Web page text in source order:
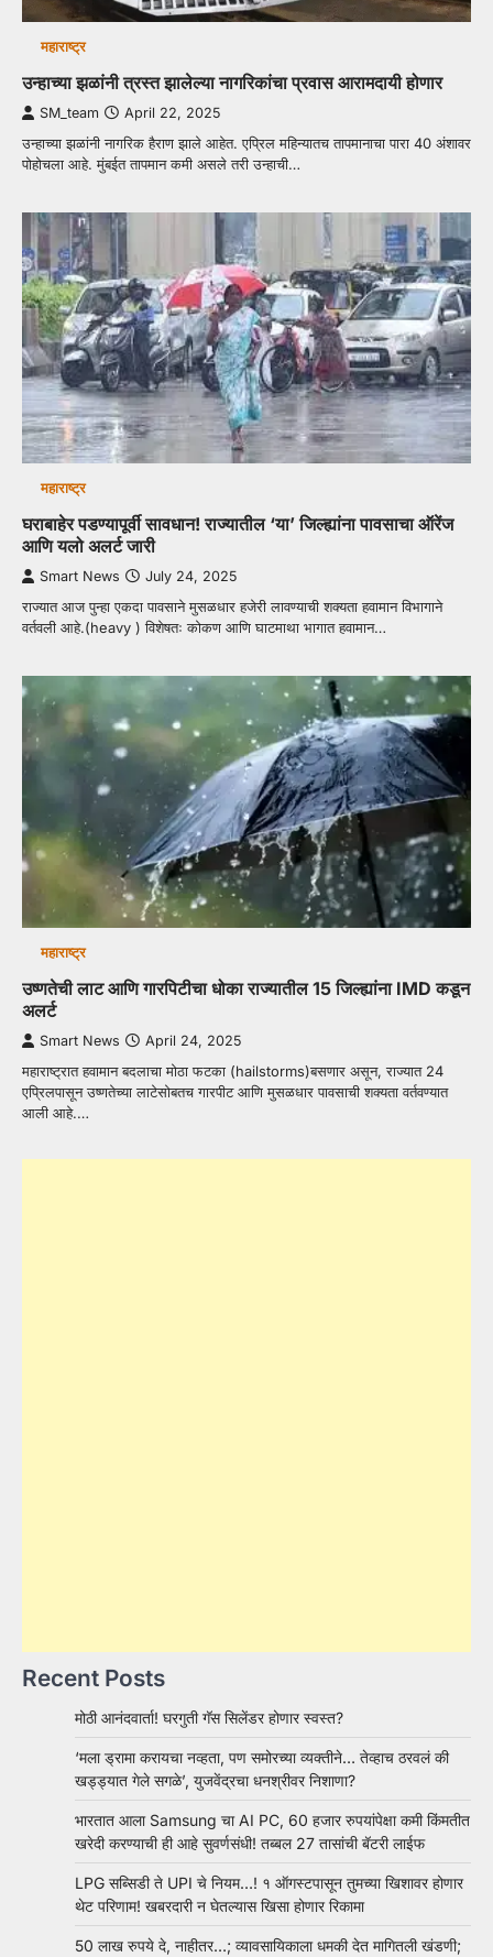
महाराष्ट्र
उन्हाच्या झळांनी त्रस्त झालेल्या नागरिकांचा प्रवास आरामदायी होणार
SM_team April 22, 2025
उन्हाच्या झळांनी नागरिक हैराण झाले आहेत. एप्रिल महिन्यातच तापमानाचा पारा 40 अंशावर
पोहोचला आहे. मुंबईत तापमान कमी असले तरी उन्हाची…
महाराष्ट्र
घराबाहेर पडण्यापूर्वी सावधान! राज्यातील ‘या’ जिल्ह्यांना पावसाचा ऑरेंज
आणि यलो अलर्ट जारी
Smart News July 24, 2025
राज्यात आज पुन्हा एकदा पावसाने मुसळधार हजेरी लावण्याची शक्यता हवामान विभागाने
वर्तवली आहे.(heavy ) विशेषतः कोकण आणि घाटमाथा भागात हवामान…
महाराष्ट्र
उष्णतेची लाट आणि गारपिटीचा धोका राज्यातील 15 जिल्ह्यांना IMD कडून
अलर्ट
Smart News April 24, 2025
महाराष्ट्रात हवामान बदलाचा मोठा फटका (hailstorms)बसणार असून, राज्यात 24
एप्रिलपासून उष्णतेच्या लाटेसोबतच गारपीट आणि मुसळधार पावसाची शक्यता वर्तवण्यात
आली आहे.…
Recent Posts
मोठी आनंदवार्ता! घरगुती गॅस सिलेंडर होणार स्वस्त?
‘मला ड्रामा करायचा नव्हता, पण समोरच्या व्यक्तीने… तेव्हाच ठरवलं की
खड्ड्यात गेले सगळे’, युजवेंद्रचा धनश्रीवर निशाणा?
भारतात आला Samsung चा AI PC, 60 हजार रुपयांपेक्षा कमी किंमतीत
खरेदी करण्याची ही आहे सुवर्णसंधी! तब्बल 27 तासांची बॅटरी लाईफ
LPG सब्सिडी ते UPI चे नियम…! १ ऑगस्टपासून तुमच्या खिशावर होणार
थेट परिणाम! खबरदारी न घेतल्यास खिसा होणार रिकामा
50 लाख रुपये दे, नाहीतर…; व्यावसायिकाला धमकी देत मागितली खंडणी;